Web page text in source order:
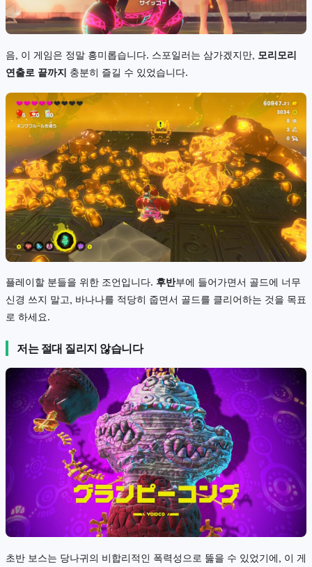
음, 이 게임은 정말 흥미롭습니다. 스포일러는 삼가겠지만, 모리모리
연출로 끝까지 충분히 즐길 수 있었습니다.
플레이할 분들을 위한 조언입니다. 후반부에 들어가면서 골드에 너무
신경 쓰지 말고, 바나나를 적당히 줍면서 골드를 클리어하는 것을 목표
로 하세요.
저는 절대 질리지 않습니다
초반 보스는 당나귀의 비합리적인 폭력성으로 뚫을 수 있었기에, 이 게